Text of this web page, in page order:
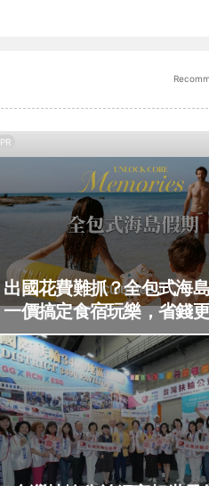
出國花費難抓？全包式海
一價搞定食宿玩樂，省錢
PR